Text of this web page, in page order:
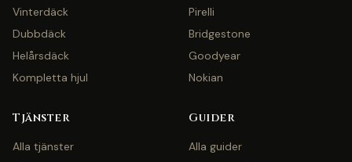
Vinterdäck
Dubbdäck
Helårsdäck
Kompletta hjul
Pirelli
Bridgestone
Goodyear
Nokian
Tjänster
Alla tjänster
Guider
Alla guider